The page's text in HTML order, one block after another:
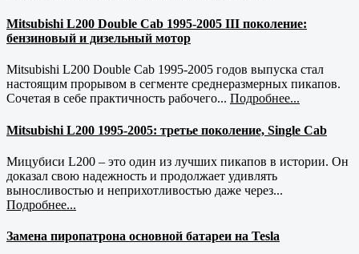
Mitsubishi L200 Double Cab 1995-2005 III поколение:
бензиновый и дизельный мотор
Mitsubishi L200 Double Cab 1995-2005 годов выпуска стал
настоящим прорывом в сегменте среднеразмерных пикапов.
Сочетая в себе практичность рабочего... Подробнее...
Mitsubishi L200 1995-2005: третье поколение, Single Cab
Мицубиси L200 – это один из лучших пикапов в истории. Он
доказал свою надежность и продолжает удивлять
выносливостью и неприхотливостью даже через...
Подробнее...
Замена пиропатрона основной батареи на Tesla